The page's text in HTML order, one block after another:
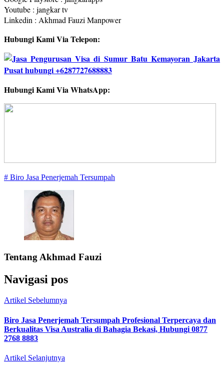
Youtube : jangkar tv
Linkedin : Akhmad Fauzi Manpower
Hubungi Kami Via Telepon:
Hubungi Kami Via WhatsApp:
# Biro Jasa Penerjemah Tersumpah
Tentang Akhmad Fauzi
Navigasi pos
Artikel Sebelumnya
Biro Jasa Penerjemah Tersumpah Profesional Terpercaya dan
Berkualitas Visa Australia di Bahagia Bekasi, Hubungi 0877
2768 8883
Artikel Selanjutnya